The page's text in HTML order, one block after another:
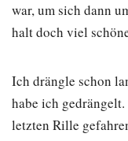
war, um sich dann
halt doch viel
Ich drängle schon
habe ich
letzten Rille